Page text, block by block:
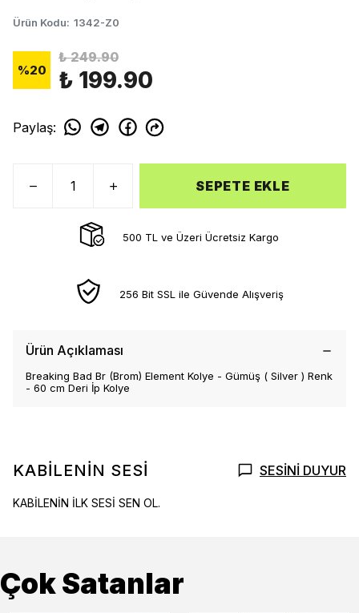
Ürün Kodu: 1342-Z0
%20
₺ 249.90
₺ 199.90
Paylaş:
SEPETE EKLE
500 TL ve Üzeri Ücretsiz Kargo
256 Bit SSL ile Güvende Alışveriş
Ürün Açıklaması
Breaking Bad Br (Brom) Element Kolye - Gümüş ( Silver ) Renk
- 60 cm Deri İp Kolye
KABİLENİN SESİ SESİNİ DUYUR
KABİLENİN İLK SESİ SEN OL.
Çok Satanlar